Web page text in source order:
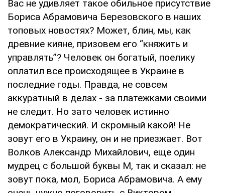
Вас не удивляет такое обильное присутствие
Бориса Абрамовича Березовского в наших
топовых новостях? Может, блин, мы, как
древние кияне, призовем его “княжить и
управлять”? Человек он богатый, поелику
оплатил все происходящее в Украине в
последние годы. Правда, не совсем
аккуратный в делах - за платежками своими
не следит. Но зато человек истинно
демократический. И скромный какой! Не
зовут его в Украину, он и не приезжает. Вот
Волков Александр Михайлович, еще один
мудрец с большой буквы М, так и сказал: не
зовут пока, мол, Бориса Абрамовича. А ему